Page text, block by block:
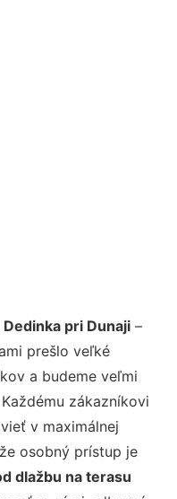
pri Dunaji –
prešlo veľké
a budeme veľmi
zákazníkovi
v maximálnej
osobný prístup je
dlažbu na terasu